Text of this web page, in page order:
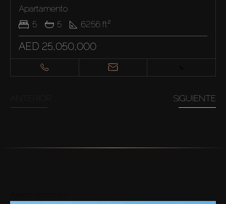
Apartamento
5
5 6256 ft²
AED 25,050,000
SIGUIENTE